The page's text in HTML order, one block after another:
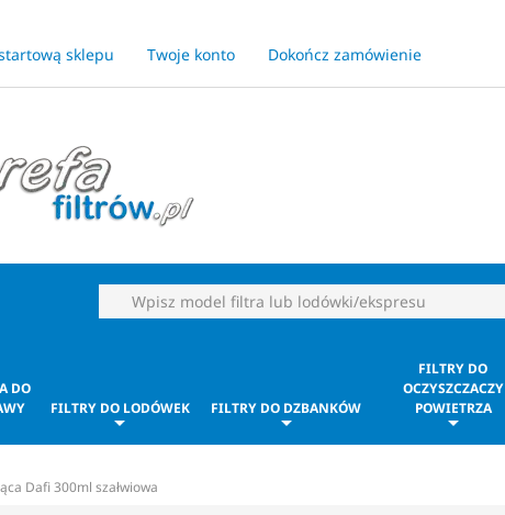
sklepu Twoje konto Dokończ zamówienie
DO
FILTRY DO LODÓWEK FILTRY DO DZBANKÓW
FILTRY DO
OCZYSZCZACZY
POWIETRZA
Dafi 300ml szałwiowa